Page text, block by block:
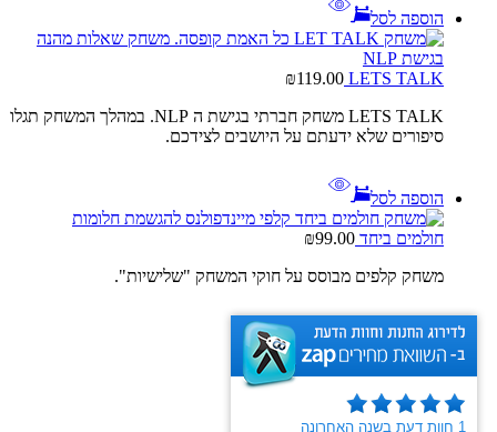
הוספה לסל
LETS TALK
₪119.00
LETS TALK משחק חברתי בגישת ה NLP. במהלך המשחק תגלו
סיפורים שלא ידעתם על היושבים לצידכם.
הוספה לסל
חולמים ביחד ₪99.00
משחק קלפים מבוסס על חוקי המשחק "שלישיות".